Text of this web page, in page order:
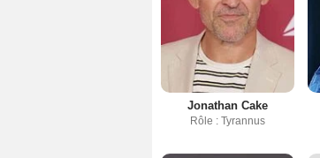
Jonathan Cake
Rôle : Tyrannus